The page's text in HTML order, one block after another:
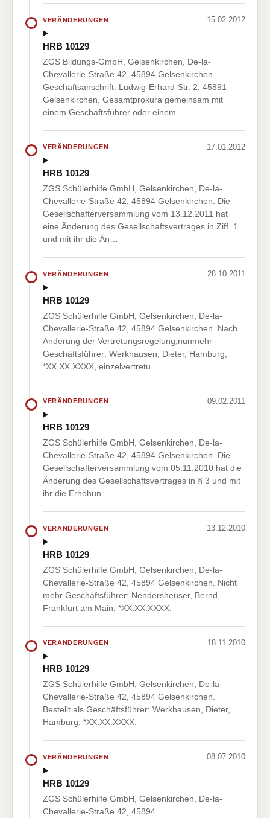
VERÄNDERUNGEN 15.02.2012
HRB 10129
ZGS Bildungs-GmbH, Gelsenkirchen, De-la-
Chevallerie-Straße 42, 45894 Gelsenkirchen.
Geschäftsanschrift: Ludwig-Erhard-Str. 2, 45891
Gelsenkirchen. Gesamtprokura gemeinsam mit
einem Geschäftsführer oder einem…
VERÄNDERUNGEN 17.01.2012
HRB 10129
ZGS Schülerhilfe GmbH, Gelsenkirchen, De-la-
Chevallerie-Straße 42, 45894 Gelsenkirchen. Die
Gesellschafterversammlung vom 13.12.2011 hat
eine Änderung des Gesellschaftsvertrages in Ziff. 1
und mit ihr die Än…
VERÄNDERUNGEN 28.10.2011
HRB 10129
ZGS Schülerhilfe GmbH, Gelsenkirchen, De-la-
Chevallerie-Straße 42, 45894 Gelsenkirchen. Nach
Änderung der Vertretungsregelung,nunmehr
Geschäftsführer: Werkhausen, Dieter, Hamburg,
*XX.XX.XXXX, einzelvertretu…
VERÄNDERUNGEN 09.02.2011
HRB 10129
ZGS Schülerhilfe GmbH, Gelsenkirchen, De-la-
Chevallerie-Straße 42, 45894 Gelsenkirchen. Die
Gesellschafterversammlung vom 05.11.2010 hat die
Änderung des Gesellschaftsvertrages in § 3 und mit
ihr die Erhöhun…
VERÄNDERUNGEN 13.12.2010
HRB 10129
ZGS Schülerhilfe GmbH, Gelsenkirchen, De-la-
Chevallerie-Straße 42, 45894 Gelsenkirchen. Nicht
mehr Geschäftsführer: Nendersheuser, Bernd,
Frankfurt am Main, *XX.XX.XXXX.
VERÄNDERUNGEN 18.11.2010
HRB 10129
ZGS Schülerhilfe GmbH, Gelsenkirchen, De-la-
Chevallerie-Straße 42, 45894 Gelsenkirchen.
Bestellt als Geschäftsführer: Werkhausen, Dieter,
Hamburg, *XX.XX.XXXX.
VERÄNDERUNGEN 08.07.2010
HRB 10129
ZGS Schülerhilfe GmbH, Gelsenkirchen, De-la-
Chevallerie-Straße 42, 45894